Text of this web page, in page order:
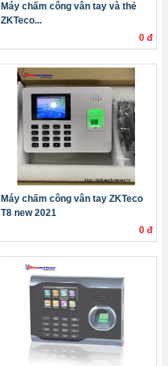
Máy chấm công vân tay và thẻ
ZKTeco...
0 đ
Máy chấm công vân tay ZKTeco
T8 new 2021
0 đ